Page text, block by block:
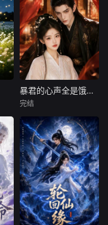
母，却因表面五灵
根资质，被顶级宗
门清云宗拒之门
外。走投无路之
际，她被战力顶尖
却一穷二白的天剑
宗收留。宗门人人
是绝世剑修，却只
能栖身山洞、粗茶
见混沌灵根，自
暴君的心声全是饿饿饿
暂无剧情介绍
暴君的心声全是饿饿饿
完结